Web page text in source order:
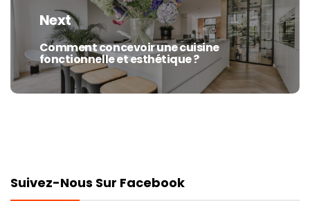
Next
Next
post:
Comment concevoir une cuisine
fonctionnelle et esthétique ?
Suivez-Nous Sur Facebook